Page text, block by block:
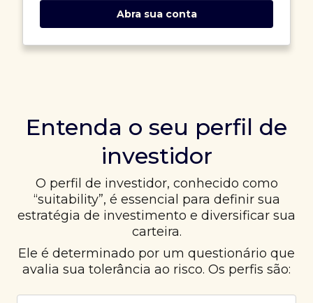
Abra sua conta
Entenda o seu perfil de
investidor
O perfil de investidor, conhecido como
“suitability”, é essencial para definir sua
estratégia de investimento e diversificar sua
carteira.
Ele é determinado por um questionário que
avalia sua tolerância ao risco. Os perfis são: